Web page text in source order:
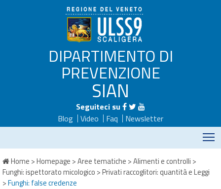
DIPARTIMENTO DI
PREVENZIONE
SIAN
Seguiteci su
Blog
Video Faq
Newsletter
Home >Homepage >Aree tematiche >Alimenti e controlli >
Funghi: ispettorato micologico >Privati raccoglitori: quantità e Leggi
>Funghi: false credenze